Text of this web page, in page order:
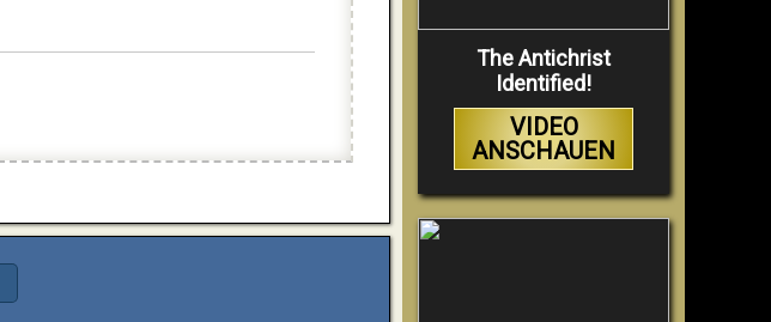
The Antichrist
Identified!
VIDEO
ANSCHAUEN